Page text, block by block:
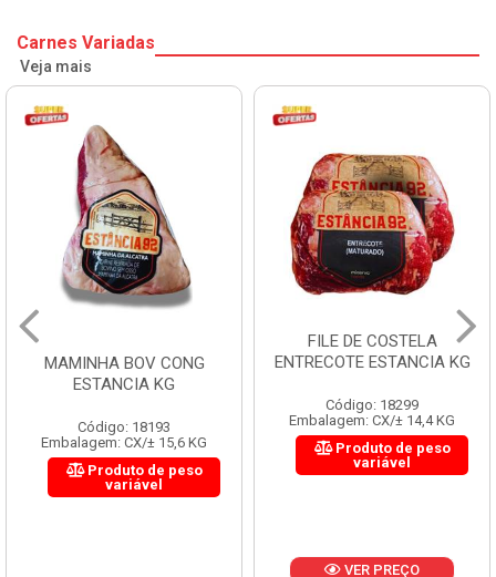
Carnes Variadas
Veja mais
MAMINHA BOV CONG
ESTANCIA KG
Código: 18193
Embalagem: CX/± 15,6 KG
Produto de peso
variável
FILE DE COSTELA
ENTRECOTE ESTANCIA KG
Código: 18299
Embalagem: CX/± 14,4 KG
Produto de peso
variável
VER PREÇO